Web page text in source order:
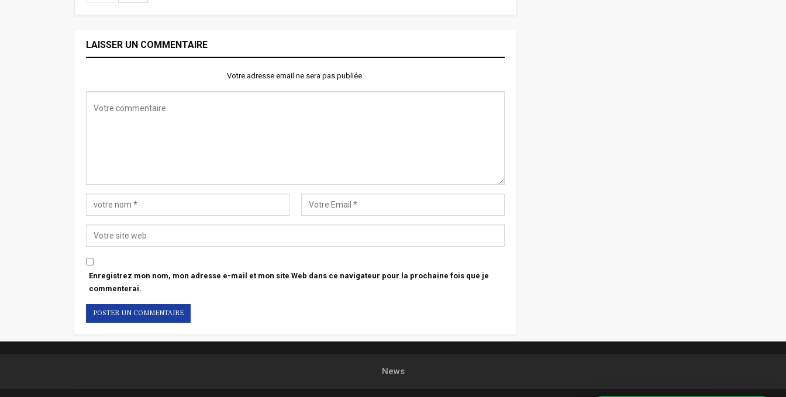
LAISSER UN COMMENTAIRE
Votre adresse email ne sera pas publiée.
Enregistrez mon nom, mon adresse e-mail et mon site Web dans ce navigateur pour la prochaine fois que je
commenterai.
News